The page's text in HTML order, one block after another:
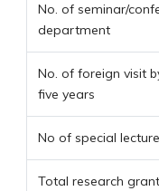
No. of seminar/
department
No. of foreign visit
five years
No of special
Total research